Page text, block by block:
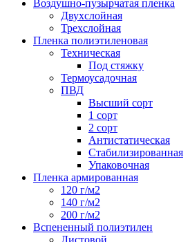
Воздушно-пузырчатая пленка
Двухслойная
Трехслойная
Пленка полиэтиленовая
Техническая
Под стяжку
Термоусадочная
ПВД
Высший сорт
1 сорт
2 сорт
Антистатическая
Стабилизированная
Упаковочная
Пленка армированная
120 г/м2
140 г/м2
200 г/м2
Вспененный полиэтилен